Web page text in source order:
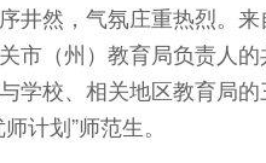
井然，气氛庄重热烈。
市（州）教育局负责人
学校、相关地区教育局
计划”师范生。